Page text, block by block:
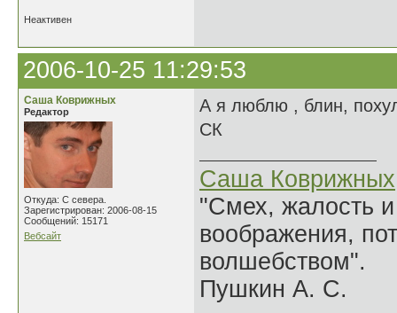
Неактивен
2006-10-25 11:29:53
Саша Коврижных
Редактор
Откуда: С севера.
Зарегистрирован: 2006-08-15
Сообщений: 15171
Вебсайт
А я люблю , блин,
СК
Саша Коврижных
"Смех, жалость
воображения,
волшебством".
Пушкин А. С.